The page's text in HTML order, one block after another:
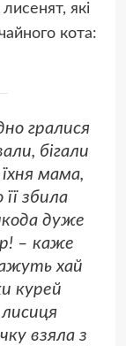
які
кота:
гралися
бігали
мама,
збила
дуже
– каже
хай
курей
взяла з